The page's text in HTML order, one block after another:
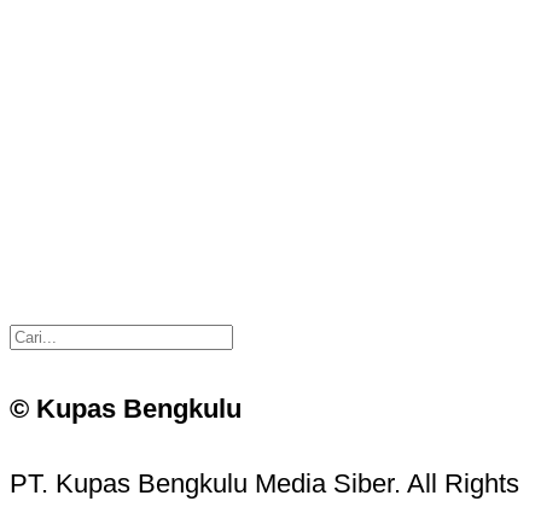
© Kupas Bengkulu
PT. Kupas Bengkulu Media Siber. All Rights